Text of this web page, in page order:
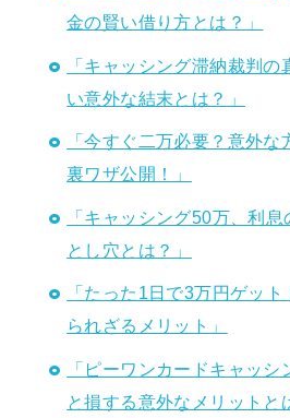
金の賢い借り方とは？」
「キャッシング滞納裁判
い意外な結末とは？」
「今すぐ二万必要？意外
裏ワザ公開！」
「キャッシング50万、利
とし穴とは？」
「たった1日で3万円ゲッ
られざるメリット」
「ピーワンカードキャッ
と損する意外なメリットと